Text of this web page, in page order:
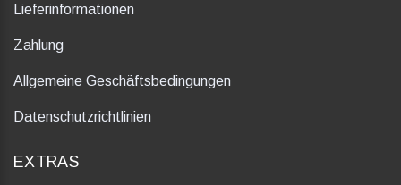
Lieferinformationen
Zahlung
Allgemeine Geschäftsbedingungen
Datenschutzrichtlinien
EXTRAS